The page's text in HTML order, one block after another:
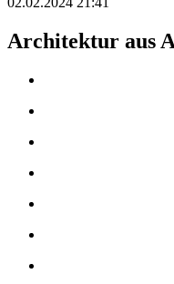
Architektur aus